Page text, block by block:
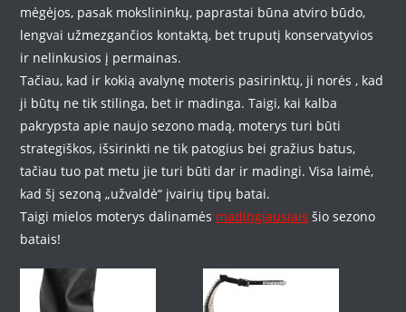
mėgėjos, pasak mokslininkų, paprastai būna atviro būdo,
lengvai užmezgančios kontaktą, bet truputį konservatyvios
ir nelinkusios į permainas.
Tačiau, kad ir kokią avalynę moteris pasirinktų, ji norės , kad
ji būtų ne tik stilinga, bet ir madinga. Taigi, kai kalba
pakrypsta apie naujo sezono madą, moterys turi būti
strategiškos, išsirinkti ne tik patogius bei gražius batus,
tačiau tuo pat metu jie turi būti dar ir madingi. Visa laimė,
kad šį sezoną „užvaldė“ įvairių tipų batai.
Taigi mielos moterys dalinamės madingiausiais šio sezono
batais!